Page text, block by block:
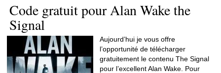
Code gratuit pour Alan Wake the
Signal
Aujourd’hui je vous offre
l’opportunité de télécharger
gratuitement le contenu The Signal
pour l’excellent Alan Wake. Pour